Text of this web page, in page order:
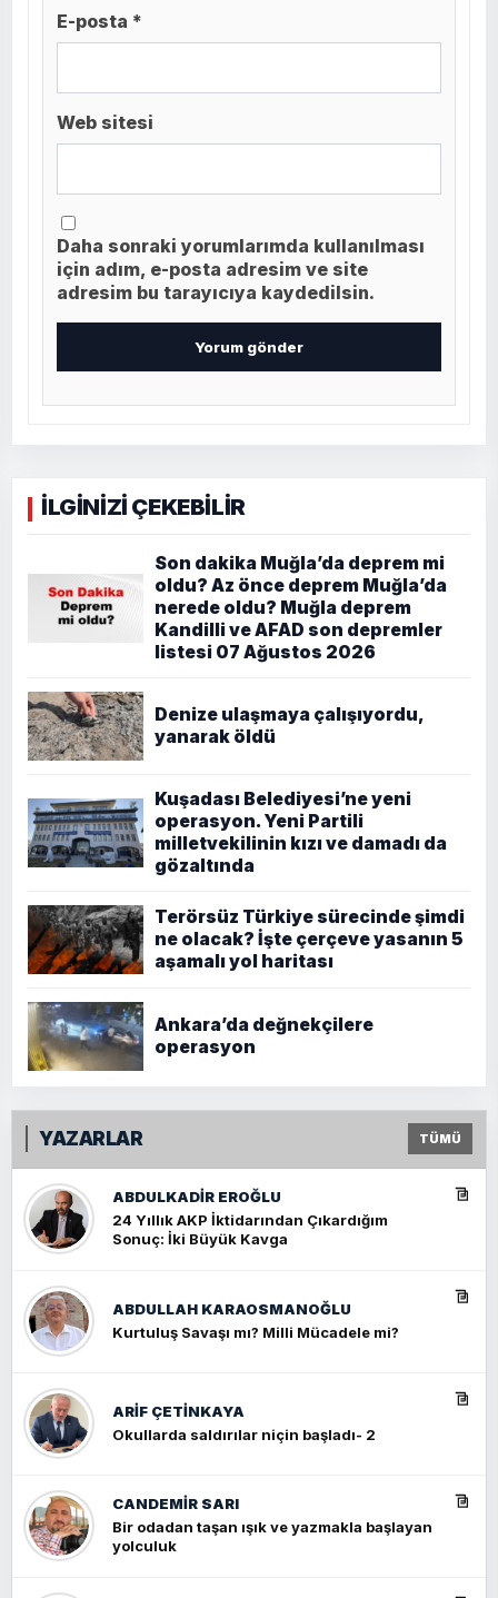
E-posta *
Web sitesi
Daha sonraki yorumlarımda kullanılması
için adım, e-posta adresim ve site
adresim bu tarayıcıya kaydedilsin.
İLGİNİZİ ÇEKEBİLİR
Son dakika Muğla’da deprem mi
oldu? Az önce deprem Muğla’da
nerede oldu? Muğla deprem
Kandilli ve AFAD son depremler
listesi 07 Ağustos 2026
Denize ulaşmaya çalışıyordu,
yanarak öldü
Kuşadası Belediyesi’ne yeni
operasyon. Yeni Partili
milletvekilinin kızı ve damadı da
gözaltında
Terörsüz Türkiye sürecinde şimdi
ne olacak? İşte çerçeve yasanın 5
aşamalı yol haritası
Ankara’da değnekçilere
operasyon
YAZARLAR TÜMÜ
ABDULKADIR EROĞLU
24 Yıllık AKP İktidarından Çıkardığım
Sonuç: İki Büyük Kavga
ABDULLAH KARAOSMANOĞLU
Kurtuluş Savaşı mı? Milli Mücadele mi?
ARIF ÇETİNKAYA
Okullarda saldırılar niçin başladı- 2
CANDEMIR SARI
Bir odadan taşan ışık ve yazmakla başlayan
yolculuk